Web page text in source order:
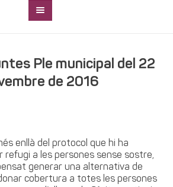
Ple municipal del 22
de 2016
enllà del protocol que hi ha
a les persones sense sostre,
generar una alternativa de
cobertura a totes les persones